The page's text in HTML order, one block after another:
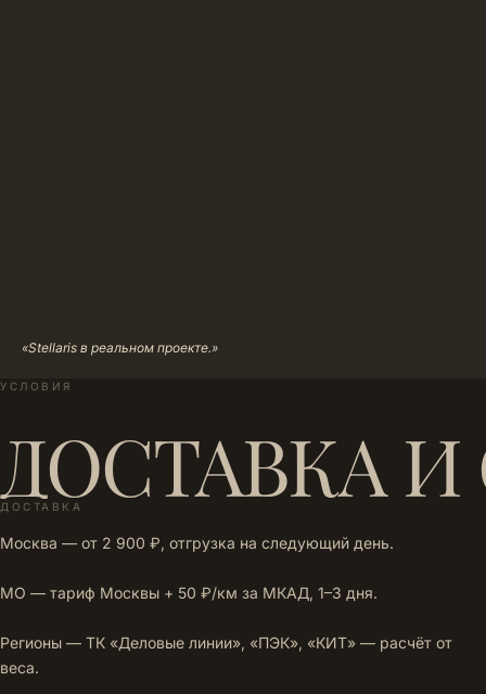
«Stellaris в реальном проекте.»
УСЛОВИЯ
ДОСТАВКА
ДОСТАВКА
Москва — от 2 900 ₽, отгрузка на следующий день.
МО — тариф Москвы + 50 ₽/км за МКАД, 1–3 дня.
Регионы — ТК «Деловые линии», «ПЭК», «КИТ» — расчёт от
веса.